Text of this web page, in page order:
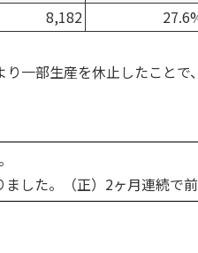
8,182
一部生産を休止したことで
正いたしまし
した。（正）2ヶ月連続で